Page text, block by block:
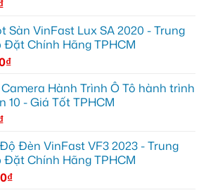
Sàn VinFast Lux SA 2020 - Trung
Đặt Chính Hãng TPHCM
₫
Hành Trình Ô Tô hành trình
10 - Giá Tốt TPHCM
Đèn VinFast VF3 2023 - Trung
Đặt Chính Hãng TPHCM
₫